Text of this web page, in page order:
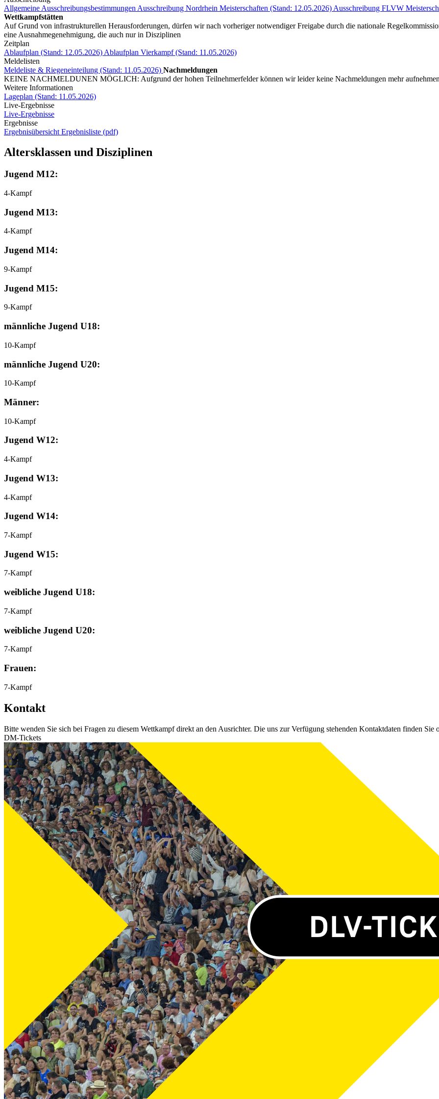
Allgemeine Ausschreibungsbestimmungen Ausschreibung Nordrhein Meisterschaften (Stand: 12.05.2026) Ausschreibung FLVW
Wettkampfstätten
Auf Grund von infrastrukturellen Herausforderungen, dürfen wir nach vorheriger notwendiger Freigabe durch die nationale
eine Ausnahmegenehmigung, die auch nur in Disziplinen
Zeitplan
Ablaufplan (Stand: 12.05.2026) Ablaufplan Vierkampf (Stand: 11.05.2026)
Meldelisten
Meldeliste & Riegeneinteilung (Stand: 11.05.2026) Nachmeldungen
KEINE NACHMELDUNEN MÖGLICH: Aufgrund der hohen Teilnehmerfelder können wir leider keine Nachmeldungen mehr
Weitere Informationen
Lageplan (Stand: 11.05.2026)
Live-Ergebnisse
Live-Ergebnisse
Ergebnisse
Ergebnisübersicht Ergebnisliste (pdf)
Altersklassen und Disziplinen
Jugend M12:
4-Kampf
Jugend M13:
4-Kampf
Jugend M14:
9-Kampf
Jugend M15:
9-Kampf
männliche Jugend U18:
10-Kampf
männliche Jugend U20:
10-Kampf
Männer:
10-Kampf
Jugend W12:
4-Kampf
Jugend W13:
4-Kampf
Jugend W14:
7-Kampf
Jugend W15:
7-Kampf
weibliche Jugend U18:
7-Kampf
weibliche Jugend U20:
7-Kampf
Frauen:
7-Kampf
Kontakt
Bitte wenden Sie sich bei Fragen zu diesem Wettkampf direkt an den Ausrichter. Die uns zur Verfügung stehenden Kontaktdaten finden Sie
DM-Tickets